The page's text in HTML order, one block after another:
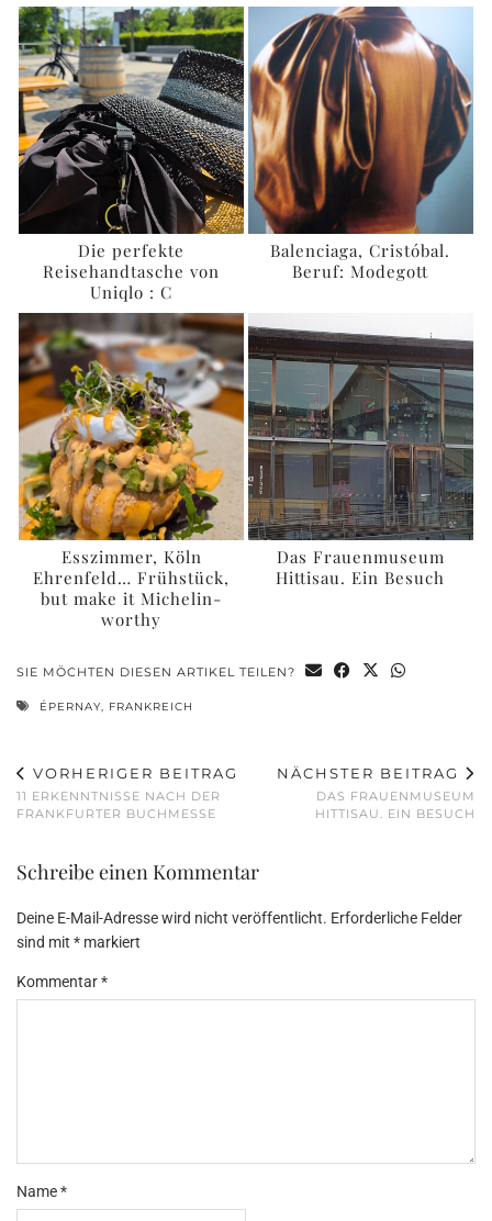
Die perfekte
Reisehandtasche von
Uniqlo : C
Balenciaga, Cristóbal.
Beruf: Modegott
Esszimmer, Köln
Ehrenfeld… Frühstück,
but make it Michelin-
worthy
Das Frauenmuseum
Hittisau. Ein Besuch
SIE MÖCHTEN DIESEN ARTIKEL TEILEN?
ÉPERNAY, FRANKREICH
VORHERIGER BEITRAG
11 ERKENNTNISSE NACH DER
FRANKFURTER BUCHMESSE
NÄCHSTER BEITRAG
DAS FRAUENMUSEUM
HITTISAU. EIN BESUCH
Schreibe einen Kommentar
Deine E-Mail-Adresse wird nicht veröffentlicht. Erforderliche Felder
sind mit * markiert
Kommentar*
Name*